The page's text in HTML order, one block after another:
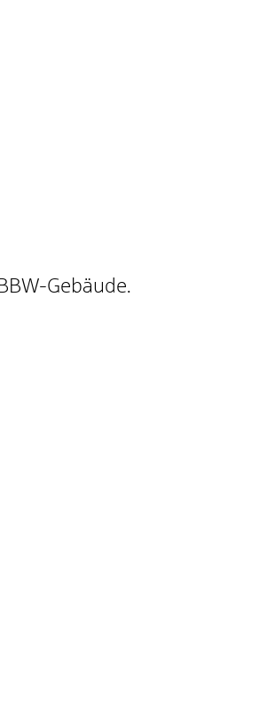
Gebäude.